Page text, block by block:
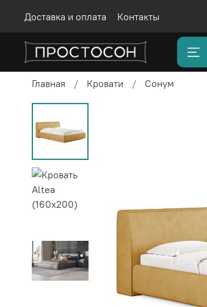
Доставка и оплата Контакты
Главная Кровати Сонум